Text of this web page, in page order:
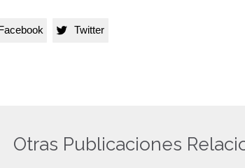
 Twitter
Otras Publicaciones